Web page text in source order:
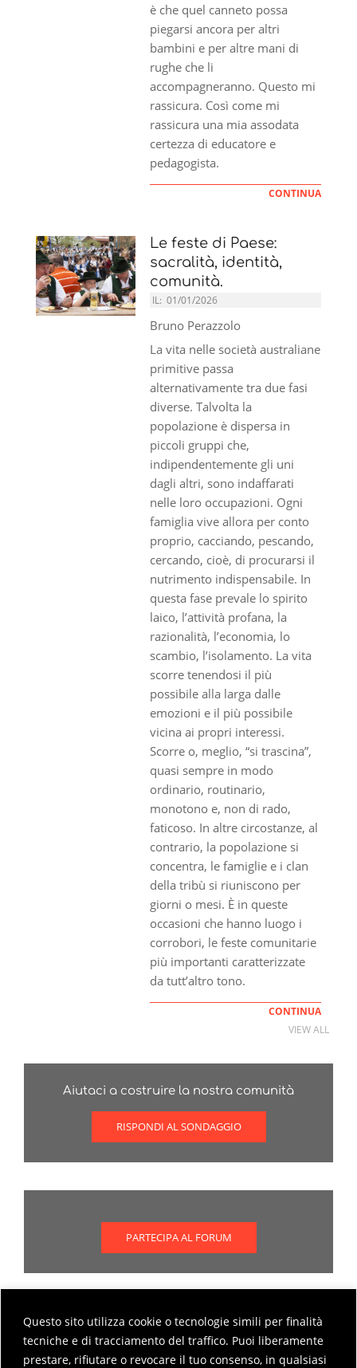
Questo sito utilizza cookie o tecnologie simili per finalità
tecniche e di tracciamento del traffico. Puoi liberamente
prestare, rifiutare o revocare il tuo consenso, in qualsiasi
è che quel canneto possa
piegarsi ancora per altri
bambini e per altre mani di
rughe che li
accompagneranno. Questo mi
rassicura. Così come mi
rassicura una mia assodata
certezza di educatore e
pedagogista.
CONTINUA
Le feste di Paese:
sacralità, identità,
comunità.
IL: 01/01/2026
Bruno Perazzolo
La vita nelle società australiane
primitive passa
alternativamente tra due fasi
diverse. Talvolta la
popolazione è dispersa in
piccoli gruppi che,
indipendentemente gli uni
dagli altri, sono indaffarati
nelle loro occupazioni. Ogni
famiglia vive allora per conto
proprio, cacciando, pescando,
cercando, cioè, di procurarsi il
nutrimento indispensabile. In
questa fase prevale lo spirito
laico, l’attività profana, la
razionalità, l’economia, lo
scambio, l’isolamento. La vita
scorre tenendosi il più
possibile alla larga dalle
emozioni e il più possibile
vicina ai propri interessi.
Scorre o, meglio, “si trascina”,
quasi sempre in modo
ordinario, routinario,
monotono e, non di rado,
faticoso. In altre circostanze, al
contrario, la popolazione si
concentra, le famiglie e i clan
della tribù si riuniscono per
giorni o mesi. È in queste
occasioni che hanno luogo i
corrobori, le feste comunitarie
più importanti caratterizzate
da tutt’altro tono.
CONTINUA
VIEW ALL
Aiutaci a costruire la nostra comunità
RISPONDI AL SONDAGGIO
PARTECIPA AL FORUM
Scopri come partecipare al forum
MODALITÀ DI PARTECIPAZIONE AL FORUM